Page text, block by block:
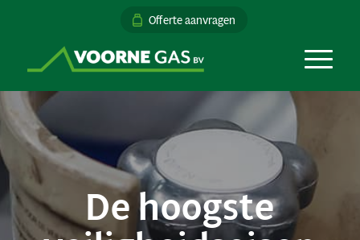
Offerte aanvragen
De hoogste